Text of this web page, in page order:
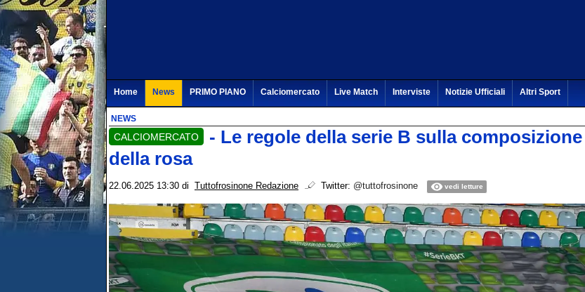
Home News PRIMO PIANO Calciomercato Live Match Interviste Notizie Ufficiali Altri Sport
NEWS
CALCIOMERCATO
- Le regole della serie B sulla composizione
della rosa
22.06.2025 13:30 di Tuttofrosinone Redazione Twitter: @tuttofrosinone vedi letture